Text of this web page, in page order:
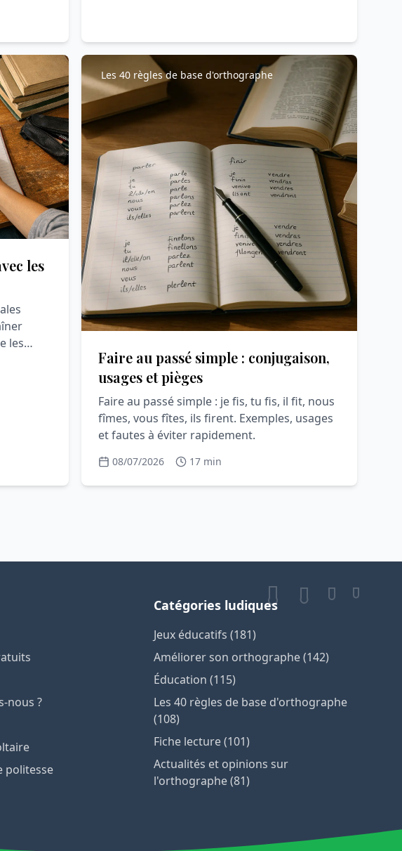
les
les
Les 40 règles de base d'orthographe
Faire au passé simple : conjugaison,
usages et pièges
Faire au passé simple : je fis, tu fis, il fit, nous
fîmes, vous fîtes, ils firent. Exemples, usages
et fautes à éviter rapidement.
08/07/2026 17 min
nous ?
politesse
Catégories ludiques
Jeux éducatifs (181)
Améliorer son orthographe (142)
Éducation (115)
Les 40 règles de base d'orthographe
(108)
Fiche lecture (101)
Actualités et opinions sur
l'orthographe (81)